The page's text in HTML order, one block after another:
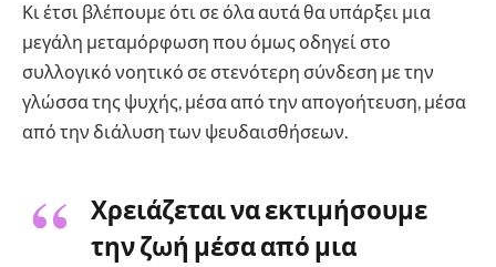
Κι έτσι βλέπουμε ότι σε όλα αυτά θα υπάρξει μια
μεγάλη μεταμόρφωση που όμως οδηγεί στο
συλλογικό νοητικό σε στενότερη σύνδεση με την
γλώσσα της ψυχής, μέσα από την απογοήτευση, μέσα
από την διάλυση των ψευδαισθήσεων.
Χρειάζεται να εκτιμήσουμε
την ζωή μέσα από μια